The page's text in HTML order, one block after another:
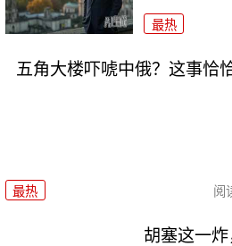
最热
五角大楼吓唬中俄？这事恰
最热 阅
胡塞这一